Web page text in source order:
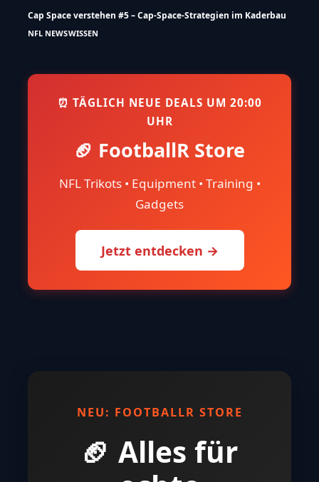
Cap Space verstehen #5 – Cap-Space-Strategien im Kaderbau
NFL NEWSWISSEN
⏰ TÄGLICH NEUE DEALS UM 20:00
UHR
🏈 FootballR Store
NFL Trikots • Equipment • Training •
Gadgets
Jetzt entdecken →
NEU: FOOTBALLR STORE
🏈 Alles für